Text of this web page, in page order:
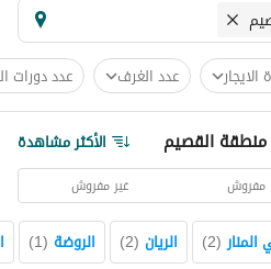
عدد الغرف عدد دورات
منطقة القصيم الأكثر مشاهدة
مفروش غير مفروش
(
2
) الريان (
2
) الروضة (
1
)